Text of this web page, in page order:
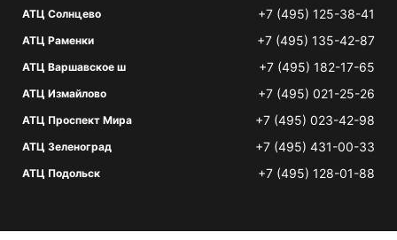
АТЦ Солнцево +7 (495) 125-38-41
АТЦ Раменки +7 (495) 135-42-87
АТЦ Варшавское ш +7 (495) 182-17-65
АТЦ Измайлово +7 (495) 021-25-26
АТЦ Проспект Мира +7 (495) 023-42-98
АТЦ Зеленоград +7 (495) 431-00-33
АТЦ Подольск +7 (495) 128-01-88